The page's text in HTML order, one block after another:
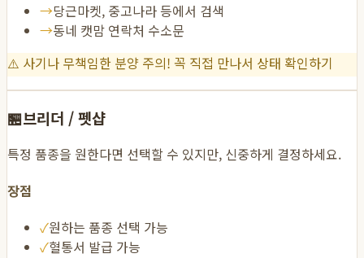
→당근마켓, 중고나라 등에서 검색
→동네 캣맘 연락처 수소문
⚠️ 사기나 무책임한 분양 주의! 꼭 직접 만나서 상태 확인하기
🏪브리더 / 펫샵
특정 품종을 원한다면 선택할 수 있지만, 신중하게 결정하세요.
장점
✓원하는 품종 선택 가능
✓혈통서 발급 가능